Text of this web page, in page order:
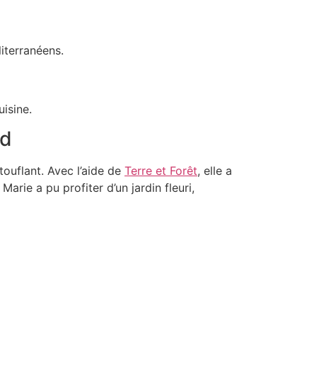
Avec l’aide de Terre et Forêt, elle a
a pu profiter d’un jardin fleuri,